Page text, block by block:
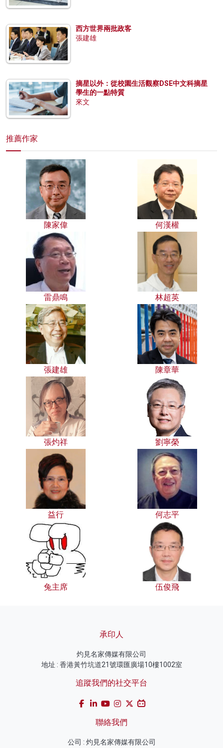
西方世界兩批政客
張建雄
摘星以外：從校園生活觀察DSE中文科摘星
學生的一點特質
來文
推薦作家
陳家偉 何漢權
雷鼎鳴 林超英
張建雄 陳章華
張灼祥 劉寧榮
益行 何志平
兔主席 伍俊飛
承印人
灼見名家傳媒有限公司
地址 : 香港黃竹坑道21號環匯廣場10樓1002室
追蹤我們的社交平台
聯絡我們
公司 : 灼見名家傳媒有限公司